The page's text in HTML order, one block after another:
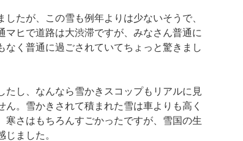
たが、この雪も例年よりは少ないそうで、
マヒで道路は大渋滞ですが、みなさん普通に
なく普通に過ごされていてちょっと驚きまし
たし、なんなら雪かきスコップもリアルに見
ん。雪かきされて積まれた雪は車よりも高く
寒さはもちろんすごかったですが、雪国の生
ました。